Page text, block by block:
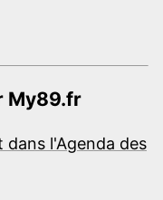
My89.fr
l'Agenda des